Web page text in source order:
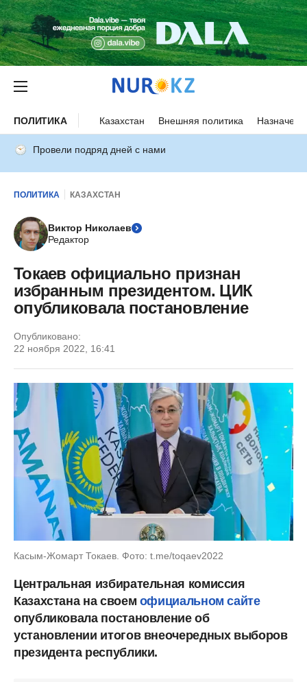
ПОЛИТИКА Казахстан Внешняя политика
Провели подряд дней с нами
ПОЛИТИКА КАЗАХСТАН
Виктор Николаев
Редактор
Токаев официально признан
избранным президентом. ЦИК
опубликовала постановление
Опубликовано:
22 ноября 2022, 16:41
Касым-Жомарт Токаев. Фото: t.me/toqaev2022
Центральная избирательная комиссия
Казахстана на своем официальном сайте
опубликовала постановление об
установлении итогов внеочередных выборов
президента республики.